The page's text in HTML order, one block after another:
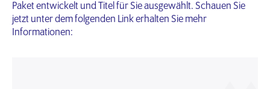
Paket entwickelt und Titel für Sie ausgewählt. Schauen Sie
jetzt unter dem folgenden Link erhalten Sie mehr
Informationen: